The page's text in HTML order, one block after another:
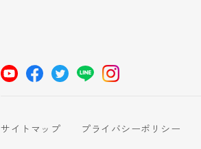
サイトマップ プライバシーポリシー